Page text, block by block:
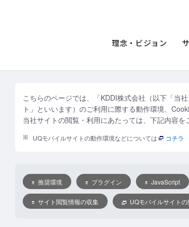
理念・ビジョン
動作環境、Cookie情報の利用
こちらのページでは、「KDDI株式会社（以下「当
ト」といいます）のご利用に際する動作環境、
当社サイトの閲覧・利用にあたっては、下記内容を
UQモバイルサイトの動作環境などについては コチラ
推奨環境 プラグイン JavaScript
サイト閲覧情報の収集 UQモバイルサイト